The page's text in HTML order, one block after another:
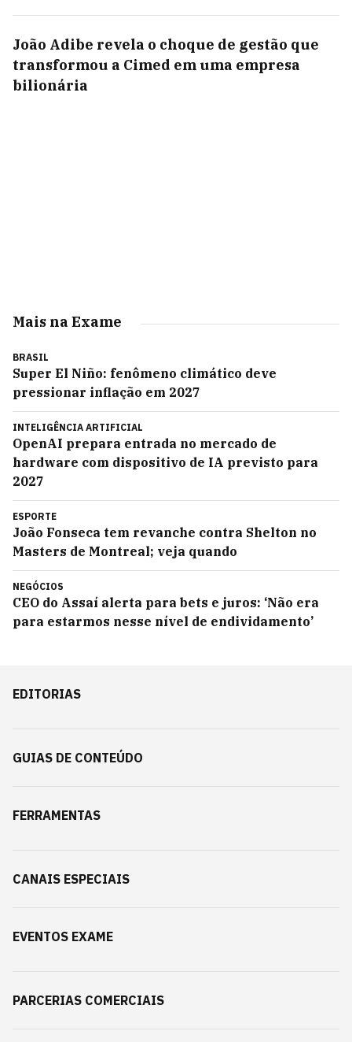
João Adibe revela o choque de gestão que
transformou a Cimed em uma empresa
bilionária
Mais na Exame
BRASIL
Super El Niño: fenômeno climático deve
pressionar inflação em 2027
INTELIGÊNCIA ARTIFICIAL
OpenAI prepara entrada no mercado de
hardware com dispositivo de IA previsto para
2027
ESPORTE
João Fonseca tem revanche contra Shelton no
Masters de Montreal; veja quando
NEGÓCIOS
CEO do Assaí alerta para bets e juros: ‘Não era
para estarmos nesse nível de endividamento’
EDITORIAS
GUIAS DE CONTEÚDO
FERRAMENTAS
CANAIS ESPECIAIS
EVENTOS EXAME
PARCERIAS COMERCIAIS